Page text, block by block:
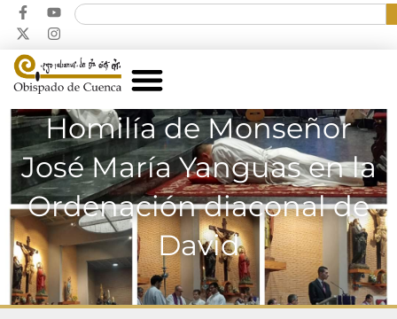
Homilía de Monseñor
José María Yanguas en la
Ordenación diaconal de
David